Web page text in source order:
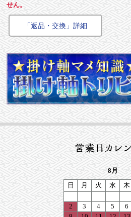
せん。
「返品・交換」詳細